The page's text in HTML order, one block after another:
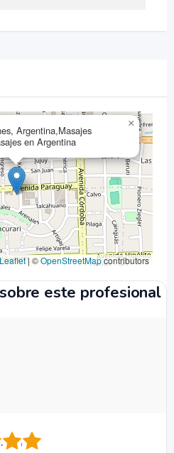
Argentina,Masajes
en Argentina
×
Leaflet|©OpenStreetMapcontributors
este profesional
5